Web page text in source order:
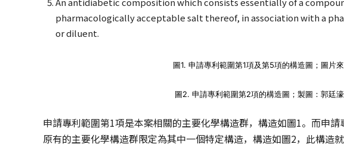
pharmacologically acceptable salt thereof, in association with a
or diluent.
圖1. 申請專利範圍第1項及第5項的構造圖；圖片
圖2. 申請專利範圍第2項的構造圖；製圖：郭廷濠
申請專利範圍第1項是本案相關的主要化學構造群，構造如圖1。而申
原有的主要化學構造群限定為其中一個特定構造，構造如圖2，此構